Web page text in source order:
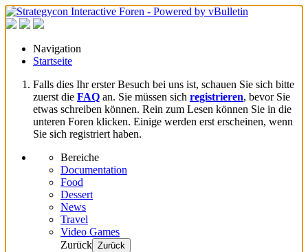
Navigation
Startseite
Falls dies Ihr erster Besuch bei uns ist, schauen Sie sich bitte
zuerst die FAQ an. Sie müssen sich registrieren, bevor Sie
etwas schreiben können. Rein zum Lesen können Sie in die
unteren Foren klicken. Einige werden erst erscheinen, wenn
Sie sich registriert haben.
Bereiche
Documentation
Food
Dessert
News
Travel
Video Games
Zurück Zurück